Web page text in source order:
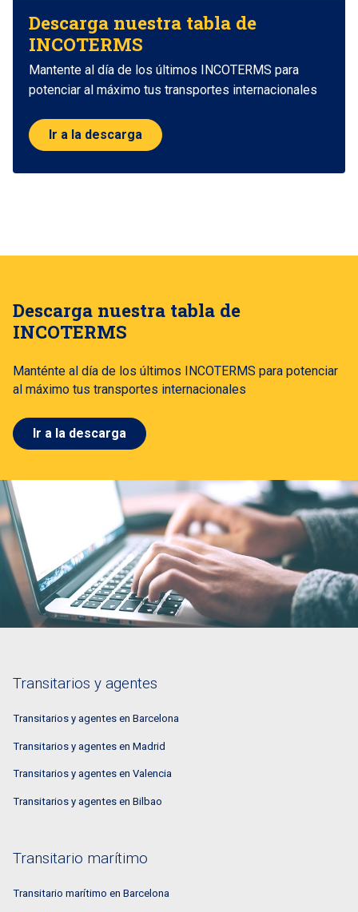
Descarga nuestra tabla de
INCOTERMS
Mantente al día de los últimos INCOTERMS para
potenciar al máximo tus transportes internacionales
Ir a la descarga
Descarga nuestra tabla de
INCOTERMS
Manténte al día de los últimos INCOTERMS para potenciar
al máximo tus transportes internacionales
Ir a la descarga
Transitarios y agentes
Transitarios y agentes en Barcelona
Transitarios y agentes en Madrid
Transitarios y agentes en Valencia
Transitarios y agentes en Bilbao
Transitario marítimo
Transitario marítimo en Barcelona